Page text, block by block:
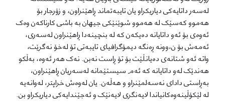
لەسەر داتایەکی دیاریکراو یان تایبەتماند ڕاهێنراون، و زۆرجار بۆ
هەموو کەسێک لە هەموو شوێنێکی جیهان بە باشی کارناکەن وەک
ئەوەی بۆ ئەو داتایانە دەیکەن کە لە بنچینەدا ڕاهێنراون لەسەری،
ئەمەش بۆ ن،وونە ڕەنگە دیمۆگرافیای تایبەتی تۆ لەخۆ نەگرێت،
واتە ئەو شتانەی دەیانڵێت بۆ تۆ ڕاست نەبن. نەک هەر ئەوە، بەڵکو
هەندێک لەو داتایانە کە ئەم سیستێمانە لەسەریان ڕاهێنراون،
بەڕاستی دادای نەسەلمێنراو و هەڵەن. یان لەوەش خراپتر، لەوانەیە
لە لێکۆڵینەوەکانیاندا لایەنگری لایەنێک و ئەجێندایەکی دیاریکراو بن.